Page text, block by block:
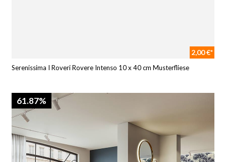
2,00 €*
Serenissima I Roveri Rovere Intenso 10 x 40 cm Musterfliese
61.87%